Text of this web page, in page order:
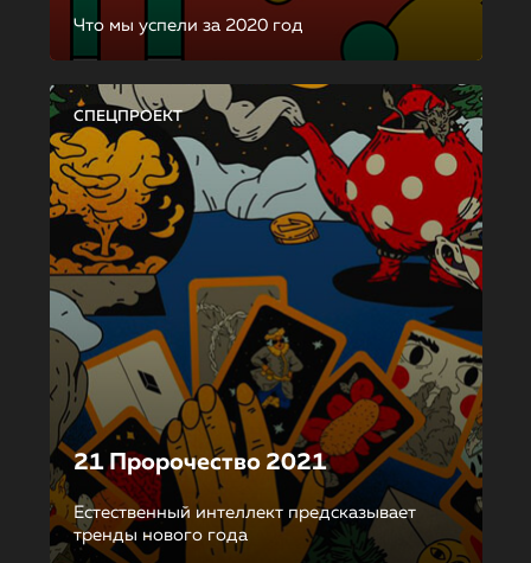
Что мы успели за 2020 год
СПЕЦПРОЕКТ
21 Пророчество 2021
Естественный интеллект предсказывает
тренды нового года